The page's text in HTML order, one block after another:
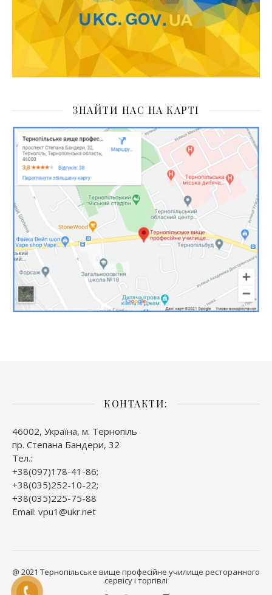
ЗНАЙТИ НАС НА КАРТІ
КОНТАКТИ:
46002, Україна, м. Тернопіль
пр. Степана Бандери, 32
Тел.:
+38(097)178-41-86;
+38(035)252-10-22;
+38(035)225-75-88
Email: vpu1@ukr.net
@ 2021 Тернопільське вище професійне училище ресторанного
сервісу і торгівлі